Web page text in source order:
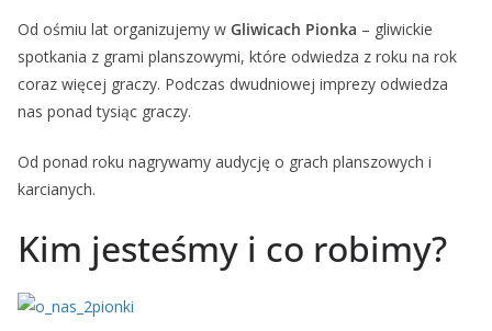
Od ośmiu lat organizujemy w Gliwicach Pionka – gliwickie
spotkania z grami planszowymi, które odwiedza z roku na rok
coraz więcej graczy. Podczas dwudniowej imprezy odwiedza
nas ponad tysiąc graczy.
Od ponad roku nagrywamy audycję o grach planszowych i
karcianych.
Kim jesteśmy i co robimy?